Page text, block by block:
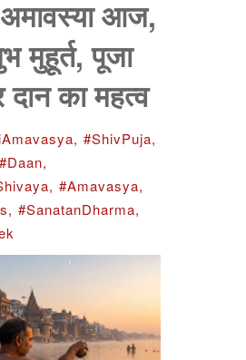
आज,
मुहूर्त, पूजा
दान का महत्व
#ShivPuja,
#Daan,
#Amavasya,
#SanatanDharma,